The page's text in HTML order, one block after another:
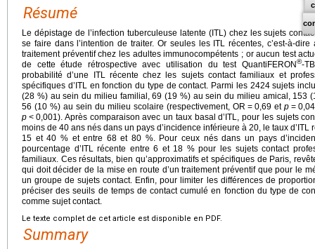
Résumé
Le dépistage de l’infection tuberculeuse latente (ITL) chez les sujets
se faire dans l’intention de traiter. Or seules les ITL récentes, c’est-à-
traitement préventif chez les adultes immunocompétents ; or aucun test
de cette étude rétrospective avec utilisation du test QuantiFERON®-
probabilité d’une ITL récente chez les sujets contact familiaux et
spécifiques d’ITL en fonction du type de contact. Parmi les 2424 sujets
(28 %) au sein du milieu familial, 69 (19 %) au sein du milieu amical, 153
56 (10 %) au sein du milieu scolaire (respectivement, OR = 0,69 et p =
p < 0,001). Après comparaison avec un taux basal d’ITL, pour les sujets
moins de 40 ans nés dans un pays d’incidence inférieure à 20, le taux
15 et 40 % et entre 68 et 80 %. Pour ceux nés dans un pays
pourcentage d’ITL récente entre 6 et 18 % pour les sujets contact
familiaux. Ces résultats, bien qu’approximatifs et spécifiques de Paris,
qui doit décider de la mise en route d’un traitement préventif que pour le
un groupe de sujets contact. Enfin, pour limiter les différences de
préciser des seuils de temps de contact cumulé en fonction du type de
comme sujet contact.
Le texte complet de cet article est disponible en PDF.
Summary